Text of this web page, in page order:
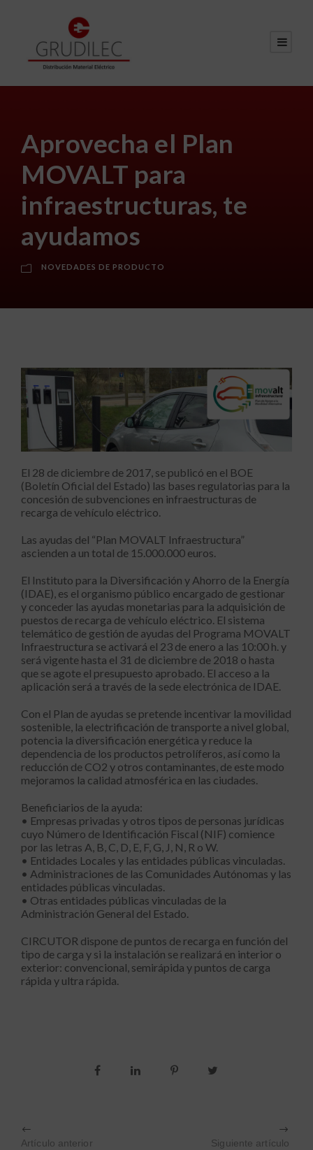
Aprovecha el Plan
MOVALT para
infraestructuras, te
ayudamos
NOVEDADES DE PRODUCTO
El 28 de diciembre de 2017, se publicó en el BOE
(Boletín Oficial del Estado) las bases regulatorias para la
concesión de subvenciones en infraestructuras de
recarga de vehículo eléctrico.
Las ayudas del “Plan MOVALT Infraestructura”
ascienden a un total de 15.000.000 euros.
El Instituto para la Diversificación y Ahorro de la Energía
(IDAE), es el organismo público encargado de gestionar
y conceder las ayudas monetarias para la adquisición de
puestos de recarga de vehículo eléctrico. El sistema
telemático de gestión de ayudas del Programa MOVALT
Infraestructura se activará el 23 de enero a las 10:00 h. y
será vigente hasta el 31 de diciembre de 2018 o hasta
que se agote el presupuesto aprobado. El acceso a la
aplicación será a través de la sede electrónica de IDAE.
Con el Plan de ayudas se pretende incentivar la movilidad
sostenible, la electrificación de transporte a nivel global,
potencia la diversificación energética y reduce la
dependencia de los productos petrolíferos, así como la
reducción de CO2 y otros contaminantes, de este modo
mejoramos la calidad atmosférica en las ciudades.
Beneficiarios de la ayuda:
• Empresas privadas y otros tipos de personas jurídicas
cuyo Número de Identificación Fiscal (NIF) comience
por las letras A, B, C, D, E, F, G, J, N, R o W.
• Entidades Locales y las entidades públicas vinculadas.
• Administraciones de las Comunidades Autónomas y las
entidades públicas vinculadas.
• Otras entidades públicas vinculadas de la
Administración General del Estado.
CIRCUTOR dispone de puntos de recarga en función del
tipo de carga y si la instalación se realizará en interior o
exterior: convencional, semirápida y puntos de carga
rápida y ultra rápida.
Artículo anterior Siguiente artículo